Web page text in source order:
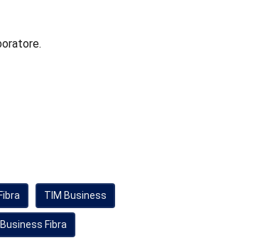
TIM Business
Fibra